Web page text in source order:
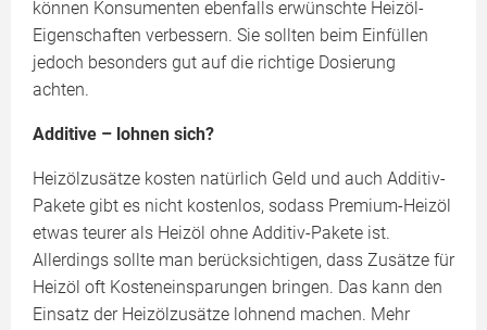
können Konsumenten ebenfalls erwünschte Heizöl-
Eigenschaften verbessern. Sie sollten beim Einfüllen
jedoch besonders gut auf die richtige Dosierung
achten.
Additive – lohnen sich?
Heizölzusätze kosten natürlich Geld und auch Additiv-
Pakete gibt es nicht kostenlos, sodass Premium-Heizöl
etwas teurer als Heizöl ohne Additiv-Pakete ist.
Allerdings sollte man berücksichtigen, dass Zusätze für
Heizöl oft Kosteneinsparungen bringen. Das kann den
Einsatz der Heizölzusätze lohnend machen. Mehr